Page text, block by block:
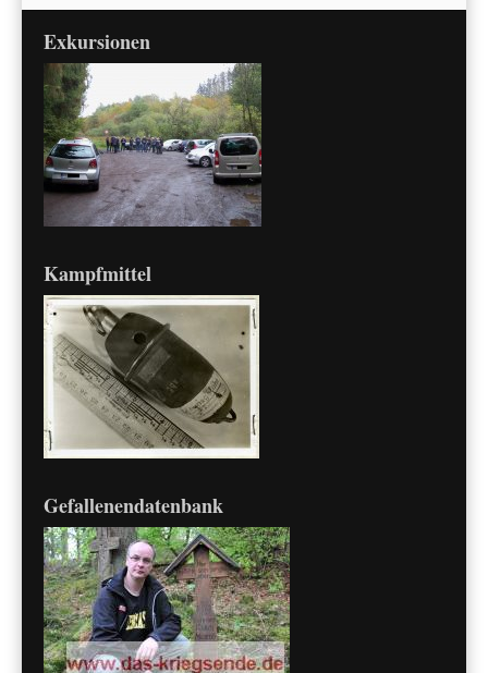
Exkursionen
Kampfmittel
Gefallenendatenbank